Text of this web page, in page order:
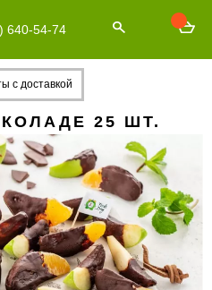
640-54-74
с доставкой
25 ШТ.